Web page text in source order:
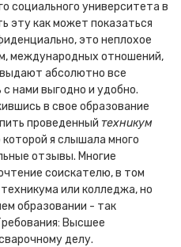
социального университета в
эту как может показаться
это неплохое
международных отношений,
абсолютно все
нами выгодно и удобно.
в свое образование
проведенный техникум
я слышала много
отзывы. Многие
соискателю, в том
или колледжа, но
образовании - так
Высшее
делу.